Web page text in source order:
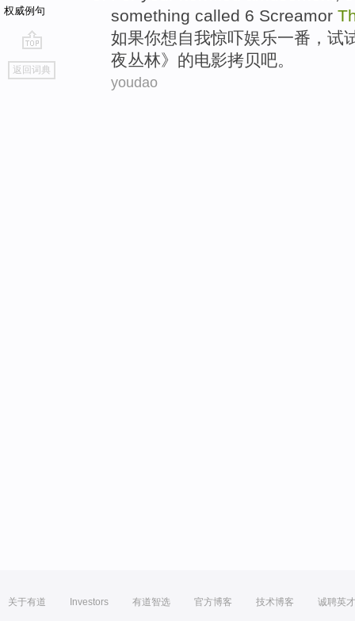
权威例句
go
top
返回词典
something called 6 Screamor
如果你想自我惊吓娱乐一番，试
夜丛林》 的电影拷贝吧。
youdao
关于有道 Investors 有道智选 官方博客 技术博客 诚聘英才